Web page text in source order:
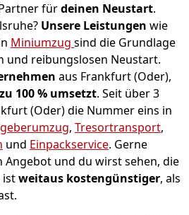
fürdeinen Neustart.
Unsere Leistungen wie
Miniumzug sind die Grundlage
und reibungslosen Neustart.
aus Frankfurt (Oder),
100 % umsetzt. Seit über 3
(Oder) die Nummer eins in
, Tresortransport,
und Einpackservice. Gerne
und du wirst sehen, die
istweitaus kostengünstiger, als